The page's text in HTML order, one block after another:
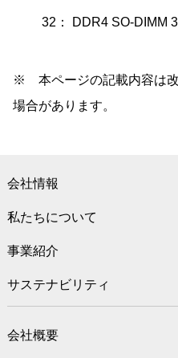
32： DDR4 SO-DIMM
※ 本ページの記載内容は改
場合があります。
会社情報
私たちについて
事業紹介
サステナビリティ
会社概要